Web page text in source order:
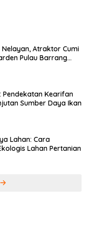
Atraktor Cumi
Pulau Barrang
Pendekatan Kearifan
Sumber Daya Ikan
Lahan: Cara
Lahan Pertanian